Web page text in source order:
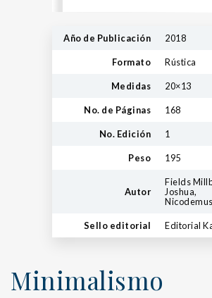
Año de Publicación 2018
Formato Rústica
Medidas 20×13
No. de Páginas 168
No. Edición 1
Peso 195
Autor
Fields
Joshua,
Sello editorial Editorial
Minimalismo